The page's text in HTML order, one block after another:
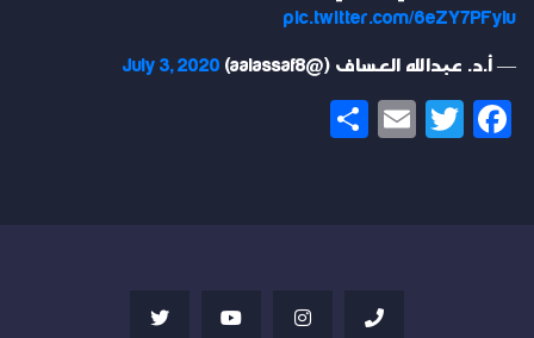
pic.twitter.com/6eZY7PFyiu
— أ.د. عبدالله العساف (@aalassaf8) July 3, 2020
Facebook
Twitter
Email